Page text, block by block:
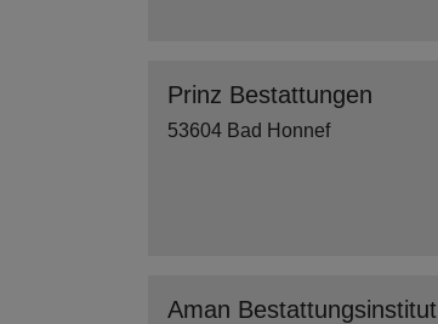
Prinz Bestattungen
53604 Bad Honnef
Aman Bestattungsinstitut